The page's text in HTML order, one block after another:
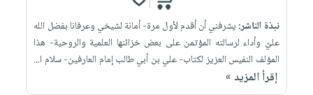
نبذة الناشر: يشرفني أن أقدم لأول مرة- أمانة لشيخي وعرفانا بفضل الله
عليّ وأداء لرسالته المؤتمن على بعض خزائنها العلمية والروحية- هذا
المؤلف النفيس العزيز لكتاب- علي بن أبي طالب إمام العارفين- سلام ا...
إقرأ المزيد »